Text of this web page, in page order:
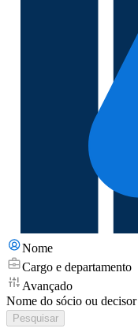
Nome
Cargo e departamento
Avançado
Nome do sócio ou decisor
Pesquisar